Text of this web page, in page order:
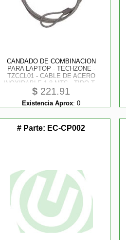
CANDADO DE COMBINACION
PARA LAPTOP - TECHZONE -
TZCCL01 - CABLE DE ACERO
INOXIDABLE 1.8 MTS - TIPO T -
CERRADURA DE 4 DIGITOS
$ 221.91
Existencia Aprox: 0
# Parte: EC-CP002